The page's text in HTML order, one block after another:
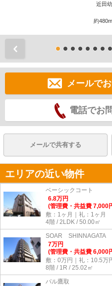
近田
約
メールで
電話でお
メールで共有する
エリアの近い物件
ベーシックコート
6.8万円
(管理費・共益費 7,000
敷：1ヶ月｜礼：1ヶ月
4階 / 2LDK / 50.00㎡
SOAR SHINNAGATA
7万円
(管理費・共益費 6,000
敷：0万円｜礼：10.5万
8階 / 1R / 25.02㎡
パル鷹取